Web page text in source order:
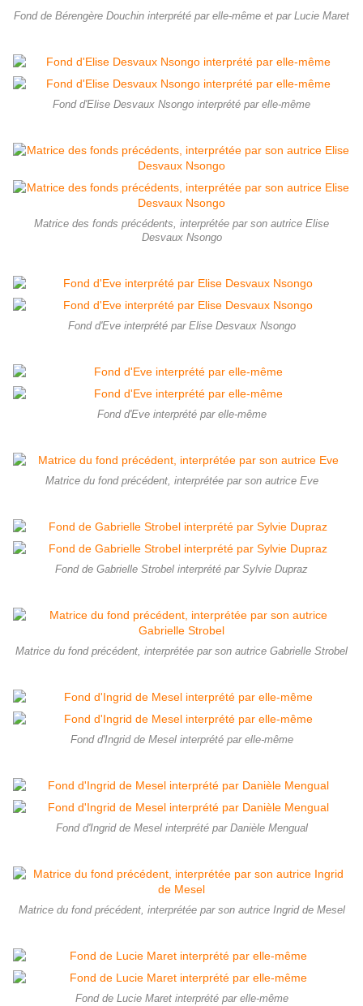
Fond de Bérengère Douchin interprété par elle-même et par Lucie Maret
Fond d'Elise Desvaux Nsongo interprété par elle-même
Matrice des fonds précédents, interprétée par son autrice Elise
Desvaux Nsongo
Fond d'Eve interprété par Elise Desvaux Nsongo
Fond d'Eve interprété par elle-même
Matrice du fond précédent, interprétée par son autrice Eve
Fond de Gabrielle Strobel interprété par Sylvie Dupraz
Matrice du fond précédent, interprétée par son autrice Gabrielle Strobel
Fond d'Ingrid de Mesel interprété par elle-même
Fond d'Ingrid de Mesel interprété par Danièle Mengual
Matrice du fond précédent, interprétée par son autrice Ingrid de Mesel
Fond de Lucie Maret interprété par elle-même